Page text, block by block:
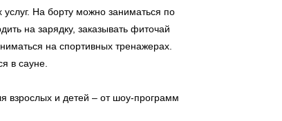
На борту можно заниматься по
на зарядку, заказывать фиточай
на спортивных тренажерах.
в сауне.
взрослых и детей – от шоу-программ